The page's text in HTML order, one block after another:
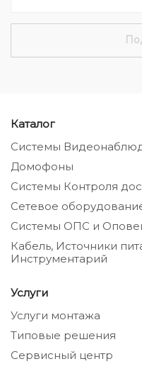
Каталог
Системы
Домофоны
Системы Контроля
Сетевое
Системы ОПС и
Кабель, Источники
Инструментарий
Услуги
Услуги монтажа
Типовые решения
Сервисный центр